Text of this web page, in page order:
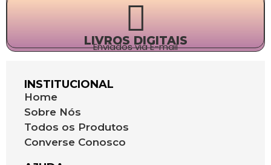
LIVROS DIGITAIS
Enviados via E-mail
INSTITUCIONAL
Home
Sobre Nós
Todos os Produtos
Converse Conosco